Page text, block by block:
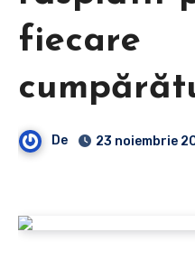
fiecare
De 23 noiembrie